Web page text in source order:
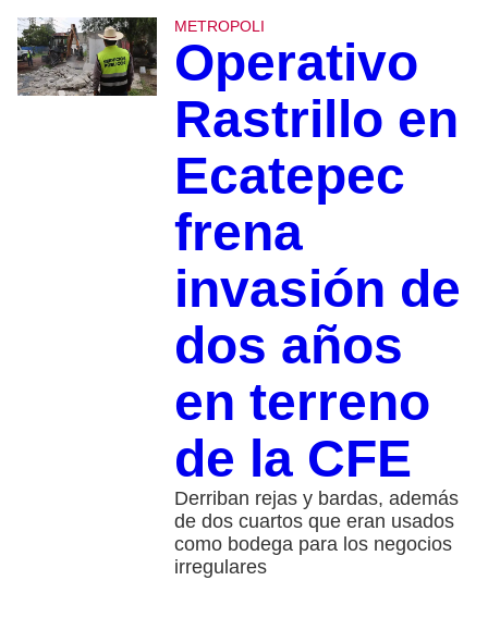
METROPOLI
Operativo
Rastrillo en
Ecatepec
frena
invasión de
dos años
en terreno
de la CFE
Derriban rejas y bardas, además
de dos cuartos que eran usados
como bodega para los negocios
irregulares